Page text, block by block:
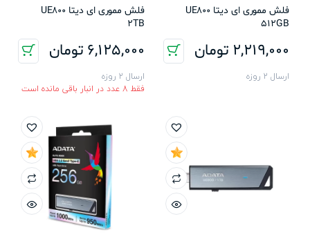
فلش مموری ای دیتا UE800
512GB
2,219,000 تومان
ارسال 2 روزه
فلش مموری ای دیتا UE800
2TB
6,125,000 تومان
ارسال 2 روزه
فقط 8 عدد در انبار باقی مانده است